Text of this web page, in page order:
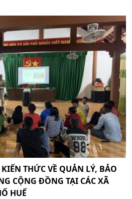
THỨC VỀ QUẢN LÝ, BẢO
CỘNG ĐỒNG TẠI CÁC XÃ
HUẾ